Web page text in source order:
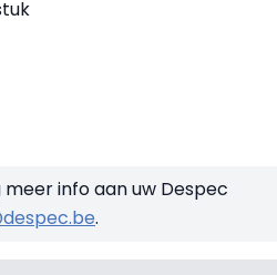
info aan uw Despec
.